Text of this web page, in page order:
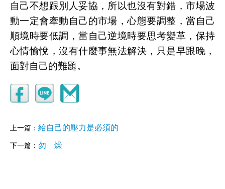
自己不想跟別人妥協，所以也沒有對錯，市場波
動一定會牽動自己的市場，心態要調整，當自己
順境時要低調，當自己逆境時要思考變革，保持
心情愉悅，沒有什麼事無法解決，只是早跟晚，
面對自己的難題。
上一篇： 給自己的壓力是必須的
下一篇： 勿 燥